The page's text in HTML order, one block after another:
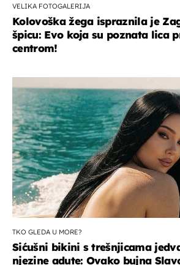
VELIKA FOTOGALERIJA
Kolovoška žega ispraznila je
špicu: Evo koja su poznata lica
centrom!
TKO GLEDA U MORE?
Sićušni bikini s trešnjicama
njezine adute: Ovako bujna